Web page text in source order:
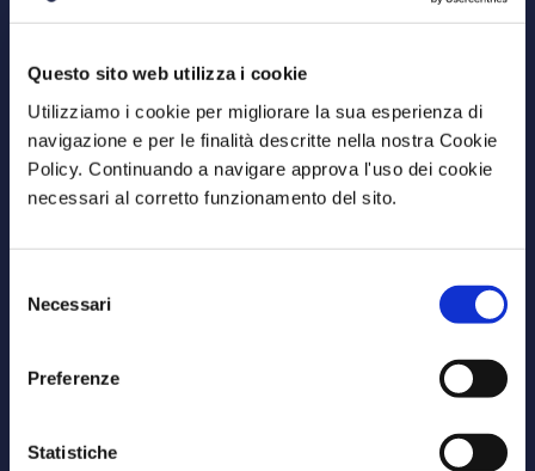
Questo sito web utilizza i cookie
Utilizziamo i cookie per migliorare la sua esperienza di
navigazione e per le finalità descritte nella nostra Cookie
Policy. Continuando a navigare approva l'uso dei cookie
necessari al corretto funzionamento del sito.
delNecessari
Preferenze
Statistiche
BV Kalafiorita Resort Zambrone
Loc. Capo Cozzo (VV) 89868
Marina di Zambrone (VV)
Termini e Condizioni